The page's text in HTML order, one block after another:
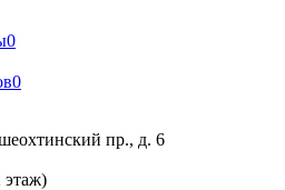
0
0
пр., д. 6
этаж)